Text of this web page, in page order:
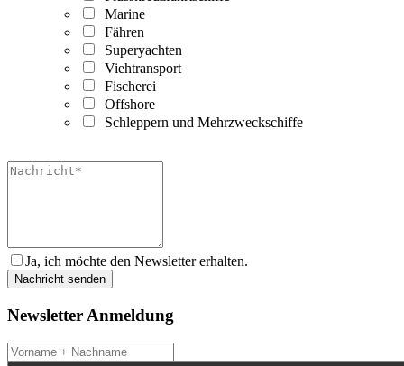
Marine
Fähren
Superyachten
Viehtransport
Fischerei
Offshore
Schleppern und Mehrzweckschiffe
Ja, ich möchte den Newsletter erhalten.
Newsletter Anmeldung